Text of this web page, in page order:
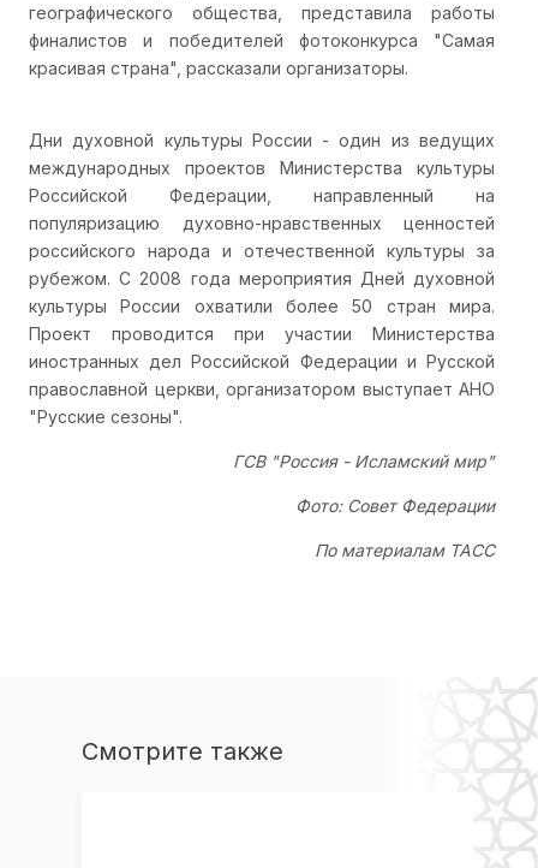
географического общества, представила работы
финалистов и победителей фотоконкурса "Самая
красивая страна", рассказали организаторы.
Дни духовной культуры России - один из ведущих
международных проектов Министерства культуры
Российской Федерации, направленный на
популяризацию духовно-нравственных ценностей
российского народа и отечественной культуры за
рубежом. С 2008 года мероприятия Дней духовной
культуры России охватили более 50 стран мира.
Проект проводится при участии Министерства
иностранных дел Российской Федерации и Русской
православной церкви, организатором выступает АНО
"Русские сезоны".
ГСВ "Россия - Исламский мир"
Фото: Совет Федерации
По материалам ТАСС
Смотрите также